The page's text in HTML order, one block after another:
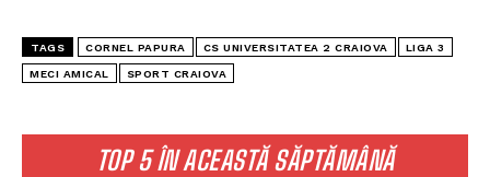
TOP 5 ÎN ACEASTĂ SĂPTĂMÂNĂ
TAGS CORNEL PAPURA CS UNIVERSITATEA 2 CRAIOVA LIGA 3
MECI AMICAL SPORT CRAIOVA